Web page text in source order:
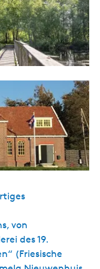
von
des 19.
(Friesische